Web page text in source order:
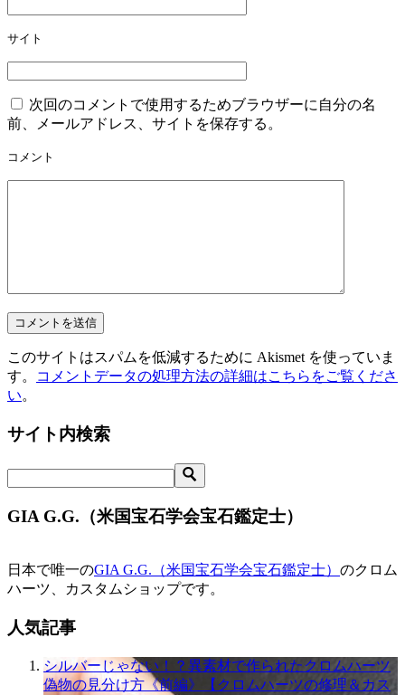
ョ
ン
サイト
次回のコメントで使用するためブラウザーに自分の名
前、メールアドレス、サイトを保存する。
コメント
このサイトはスパムを低減するために Akismet を使っていま
す。
コメントデータの処理方法の詳細はこちらをご覧くださ
い。
サイト内検索
GIA G.G.（米国宝石学会宝石鑑定士）
日本で唯一のGIA G.G.（米国宝石学会宝石鑑定士） のクロム
ハーツ、カスタムショップです。
人気記事
シルバーじゃない！？異素材で作られたクロムハーツ
偽物の見分け方《前編》【クロムハーツの修理＆カス